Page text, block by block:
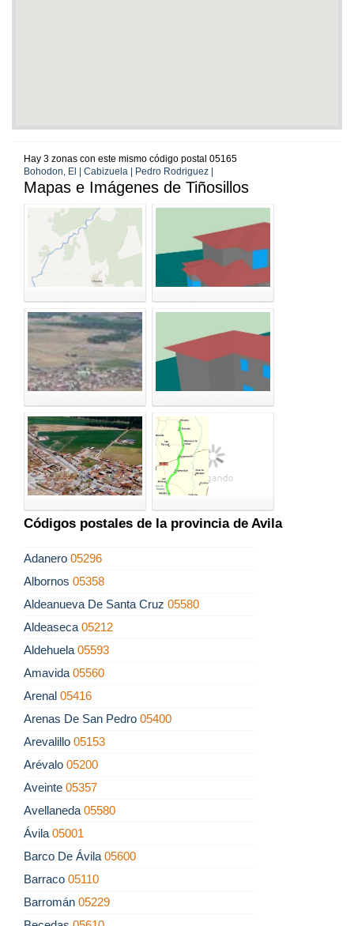
Hay 3 zonas con este mismo código postal 05165
Bohodon, El | Cabizuela | Pedro Rodriguez |
Mapas e Imágenes de Tiñosillos
Códigos postales de la provincia de Avila
Adanero 05296
Albornos 05358
Aldeanueva De Santa Cruz 05580
Aldeaseca 05212
Aldehuela 05593
Amavida 05560
Arenal 05416
Arenas De San Pedro 05400
Arevalillo 05153
Arévalo 05200
Aveinte 05357
Avellaneda 05580
Ávila 05001
Barco De Ávila 05600
Barraco 05110
Barromán 05229